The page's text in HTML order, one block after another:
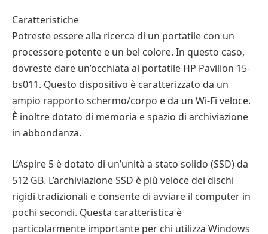
Caratteristiche
Potreste essere alla ricerca di un portatile con un
processore potente e un bel colore. In questo caso,
dovreste dare un’occhiata al portatile HP Pavilion 15-
bs011. Questo dispositivo è caratterizzato da un
ampio rapporto schermo/corpo e da un Wi-Fi veloce.
È inoltre dotato di memoria e spazio di archiviazione
in abbondanza.
L’Aspire 5 è dotato di un’unità a stato solido (SSD) da
512 GB. L’archiviazione SSD è più veloce dei dischi
rigidi tradizionali e consente di avviare il computer in
pochi secondi. Questa caratteristica è
particolarmente importante per chi utilizza Windows